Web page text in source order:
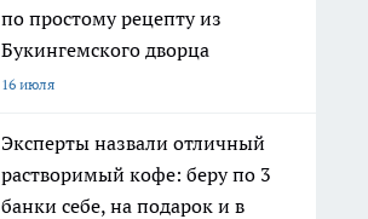
по простому рецепту из
Букингемского дворца
16 июля
Эксперты назвали отличный
растворимый кофе: беру по 3
банки себе, на подарок и в